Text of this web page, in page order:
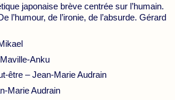
japonaise brève centrée sur l’humain.
l’humour, de l’ironie, de l’absurde. Gérard
Anku
être – Jean-Marie Audrain
Marie Audrain